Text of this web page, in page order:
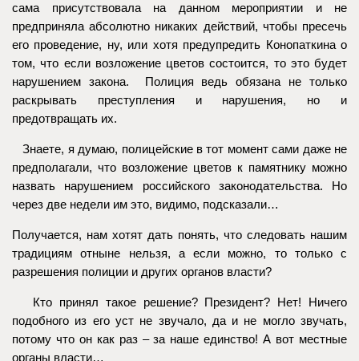
сама присутствовала на данном мероприятии и не
предприняла абсолютно никаких действий, чтобы пресечь
его проведение, ну, или хотя предупредить Конопаткина о
том, что если возложение цветов состоится, то это будет
нарушением закона. Полиция ведь обязана не только
раскрывать преступления и нарушения, но и
предотвращать их.
Знаете, я думаю, полицейские в тот момент сами даже не
предполагали, что возложение цветов к памятнику можно
назвать нарушением российского законодательства. Но
через две недели им это, видимо, подсказали…
Получается, нам хотят дать понять, что следовать нашим
традициям отныне нельзя, а если можно, то только с
разрешения полиции и других органов власти?
Кто принял такое решение? Президент? Нет! Ничего
подобного из его уст не звучало, да и не могло звучать,
потому что он как раз – за наше единство! А вот местные
органы власти…